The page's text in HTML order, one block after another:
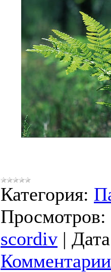
Категория:
Просмотров:
scordiv |